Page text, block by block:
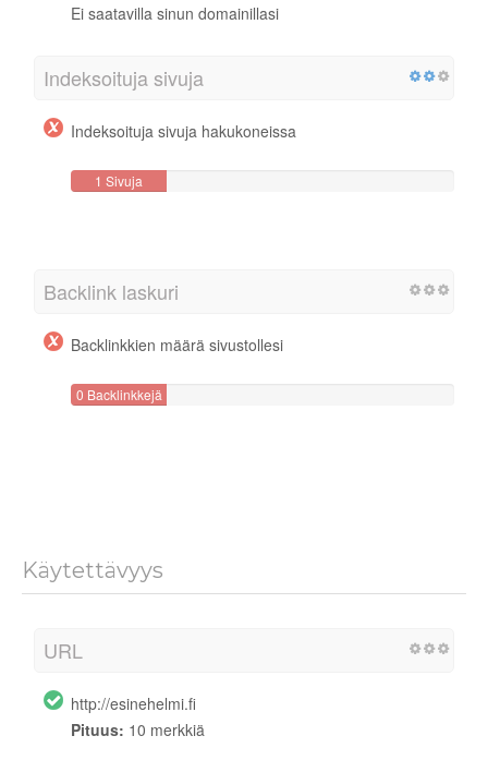
Ei saatavilla sinun domainillasi
Indeksoituja sivuja
Indeksoituja sivuja hakukoneissa
1 Sivuja
Backlink laskuri
Backlinkkien määrä sivustollesi
0 Backlinkkejä
Käytettävyys
URL
http://esinehelmi.fi
Pituus: 10 merkkiä